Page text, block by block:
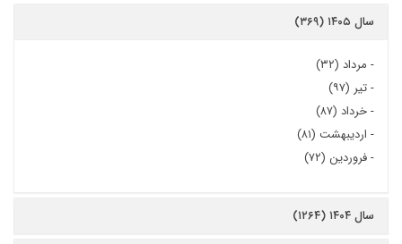
سال ۱۴۰۵ (۳۶۹)
- مرداد (۳۲)
-تیر (۹۷)
-خرداد (۸۷)
- اردیبهشت (۸۱)
-فروردین (۷۲)
سال ۱۴۰۴ (۱۲۶۴)